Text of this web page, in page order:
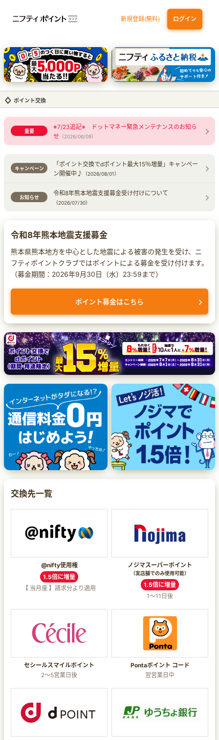
新規登録(無料) ログイン
三井住友カード（NL）オーロラデザイン
【三井住友銀行口座お持ちの方専用】Olive口座切替 P-one Wiz
ライフカードビジネスライトプラス dカード
ポイント交換
重要
※7/23追記※ ドットマネー緊急メンテナンスのお知ら
せ （2026/06/09）
キャンペーン
「ポイント交換でdポイント最大15％増量」キャンペー
ン​開催中♪
（2026/08/01）
お知らせ
令和8年熊本地震支援募金受け付けについて
（2026/07/30）
令和8年熊本地震支援募金
熊本県熊本地方を中心とした地震による被害の発生を受け、ニ
フティポイントクラブではポイントによる募金を受け付けます。
（募金期間：2026年9月30日（水）23:59まで）
ポイント募金はこちら
交換先一覧
@nifty使用権
1.5倍に増量
【 当月度 】請求分より適用
ノジマスーパーポイント
（実店舗でのみ使用可能）
1.5倍に増量
1～11日後
セシールスマイルポイント
2～5営業日後
Pontaポイント コード
翌営業日中